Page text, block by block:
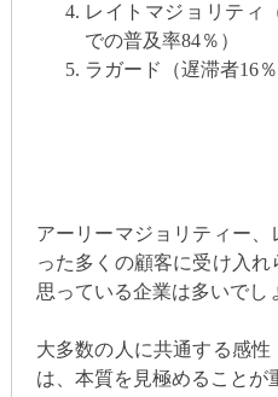
レイトマジョリティ
での普及率84％）
ラガード（遅滞者16
アーリーマジョリティー
った多くの顧客に受け入
思っている企業は多いでし
大多数の人に共通する感
は、本質を見極めることが